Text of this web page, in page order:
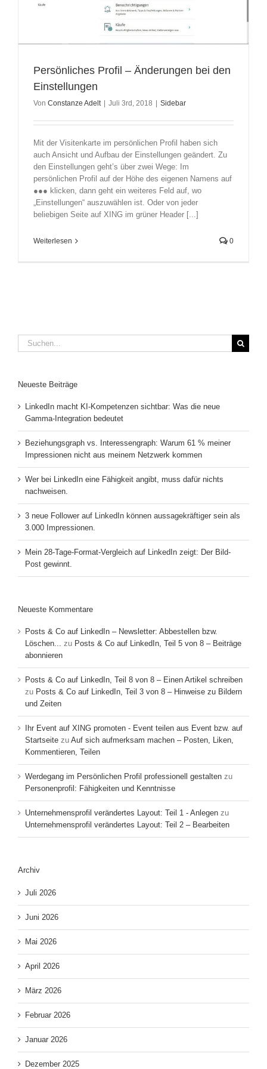
Persönliches Profil – Änderungen bei den
Einstellungen
Von Constanze Adelt | Juli 3rd, 2018 | Sidebar
Mit der Visitenkarte im persönlichen Profil haben sich
auch Ansicht und Aufbau der Einstellungen geändert. Zu
den Einstellungen geht’s über zwei Wege: Im
persönlichen Profil auf der Höhe des eigenen Namens auf
●●● klicken, dann geht ein weiteres Feld auf, wo
„Einstellungen“ auszuwählen ist. Oder von jeder
beliebigen Seite auf XING im grüner Header [...]
Weiterlesen 0
Suche
nach:
Neueste Beiträge
LinkedIn macht KI-Kompetenzen sichtbar: Was die neue
Gamma-Integration bedeutet
Beziehungsgraph vs. Interessengraph: Warum 61 % meiner
Impressionen nicht aus meinem Netzwerk kommen
Wer bei LinkedIn eine Fähigkeit angibt, muss dafür nichts
nachweisen.
3 neue Follower auf LinkedIn können aussagekräftiger sein als
3.000 Impressionen.
Mein 28-Tage-Format-Vergleich auf LinkedIn zeigt: Der Bild-
Post gewinnt.
Neueste Kommentare
Posts & Co auf LinkedIn – Newsletter: Abbestellen bzw.
Löschen... zu Posts & Co auf LinkedIn, Teil 5 von 8 – Beiträge
abonnieren
Posts & Co auf LinkedIn, Teil 8 von 8 – Einen Artikel schreiben
zu Posts & Co auf LinkedIn, Teil 3 von 8 – Hinweise zu Bildern
und Zeiten
Ihr Event auf XING promoten - Event teilen aus Event bzw. auf
Startseite zu Auf sich aufmerksam machen – Posten, Liken,
Kommentieren, Teilen
Werdegang im Persönlichen Profil professionell gestalten zu
Personenprofil: Fähigkeiten und Kenntnisse
Unternehmensprofil verändertes Layout: Teil 1 - Anlegen zu
Unternehmensprofil verändertes Layout: Teil 2 – Bearbeiten
Archiv
Juli 2026
Juni 2026
Mai 2026
April 2026
März 2026
Februar 2026
Januar 2026
Dezember 2025